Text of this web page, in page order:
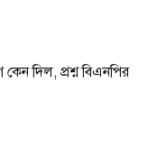
দিল, প্রশ্ন বিএনপির